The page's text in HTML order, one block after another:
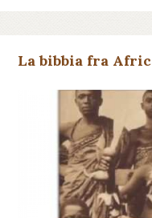
La bibbia fra